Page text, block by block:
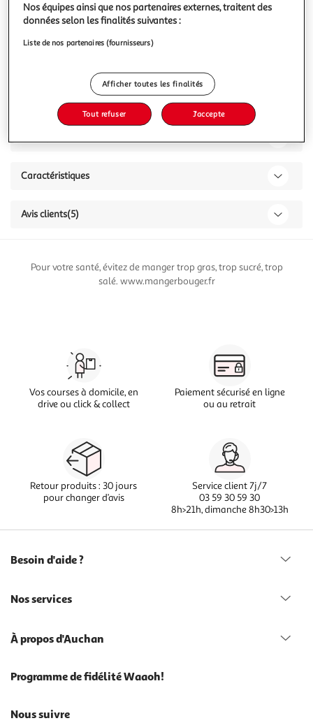
exigence de perfection : de la sélection des fèves à la
révélation des saveurs et des textures les plus fines du
chocolat. Découvrez
100g 1 pièce
Vous voulez connaître le prix de ce produit ?
Caractéristiques
Avis clients(5)
Pour votre santé, évitez de manger trop gras, trop sucré, trop
salé. www.mangerbouger.fr
Vos courses à domicile, en
drive ou click & collect
Paiement sécurisé en ligne
ou au retrait
Retour produits : 30 jours
pour changer d’avis
Service client 7j/7
03 59 30 59 30
8h>21h, dimanche 8h30>13h
Besoin d'aide ?
Nos services
À propos d'Auchan
Programme de fidélité Waaoh!
Nous suivre
Nos équipes ainsi que nos partenaires externes, traitent des
données selon les finalités suivantes :
Liste de nos partenaires (fournisseurs)
Afficher toutes les finalités
Tout refuser J'accepte